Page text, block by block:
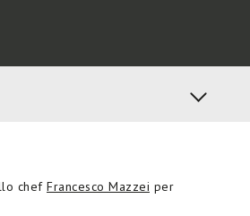
chef Francesco Mazzei per